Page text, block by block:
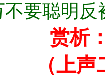
要聪明反
赏析
（上